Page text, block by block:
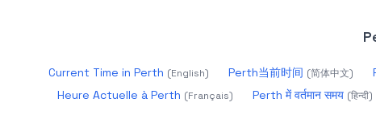
Current Time in Perth (English) Perth当前时间 (简体中文)
Heure Actuelle à Perth (Français) Perth में वर्तमान समय (हिन्दी)